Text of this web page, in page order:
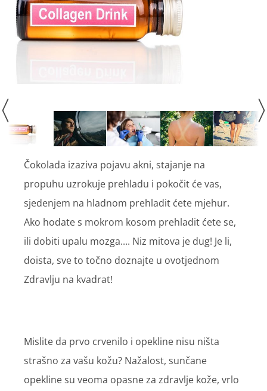
Čokolada izaziva pojavu akni, stajanje na
propuhu uzrokuje prehladu i pokočit će vas,
sjedenjem na hladnom prehladit ćete mjehur.
Ako hodate s mokrom kosom prehladit ćete se,
ili dobiti upalu mozga.... Niz mitova je dug! Je li,
doista, sve to točno doznajte u ovotjednom
Zdravlju na kvadrat!
Mislite da prvo crvenilo i opekline nisu ništa
strašno za vašu kožu? Nažalost, sunčane
opekline su veoma opasne za zdravlje kože, vrlo